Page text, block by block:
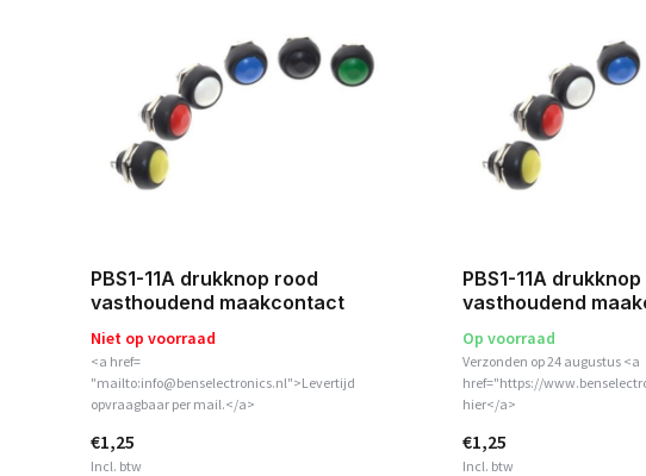
PBS1-11A drukknop rood
vasthoudend maakcontact
Niet op voorraad
<a href=
"mailto:info@benselectronics.nl">Levertijd
opvraagbaar per mail.</a>
€1,25
Incl. btw
PBS1-11A
vasthoudend
Op voorraad
Verzonden op 24 augustus <a
href="https://
hier</a>
€1,25
Incl. btw